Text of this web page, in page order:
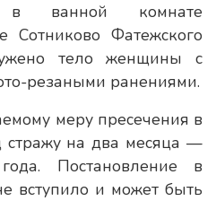
в ванной комнате
Сотниково Фатежского
тело женщины с
резаными ранениями.
меру пресечения в
стражу на два месяца —
Постановление в
вступило и может быть